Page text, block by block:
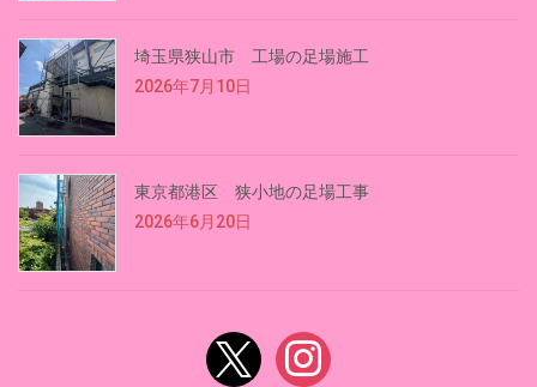
埼玉県狭山市 工場の足場施工
2026年7月10日
東京都港区 狭小地の足場工事
2026年6月20日
x instagram